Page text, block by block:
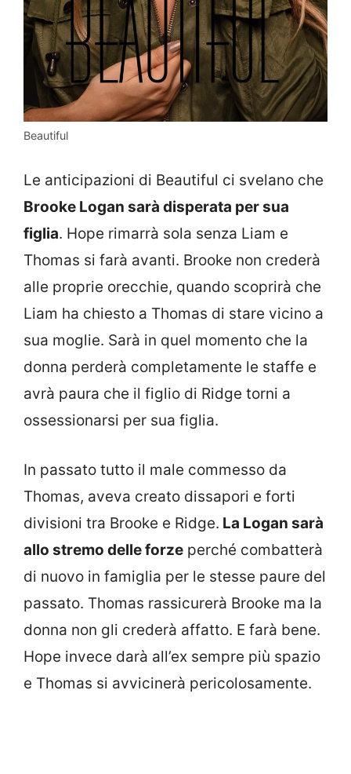
Beautiful
Le anticipazioni di Beautiful ci svelano che
Brooke Logan sarà disperata per sua
figlia. Hope rimarrà sola senza Liam e
Thomas si farà avanti. Brooke non crederà
alle proprie orecchie, quando scoprirà che
Liam ha chiesto a Thomas di stare vicino a
sua moglie. Sarà in quel momento che la
donna perderà completamente le staffe e
avrà paura che il figlio di Ridge torni a
ossessionarsi per sua figlia.
In passato tutto il male commesso da
Thomas, aveva creato dissapori e forti
divisioni tra Brooke e Ridge. La Logan sarà
allo stremo delle forze perché combatterà
di nuovo in famiglia per le stesse paure del
passato. Thomas rassicurerà Brooke ma la
donna non gli crederà affatto. E farà bene.
Hope invece darà all’ex sempre più spazio
e Thomas si avvicinerà pericolosamente.